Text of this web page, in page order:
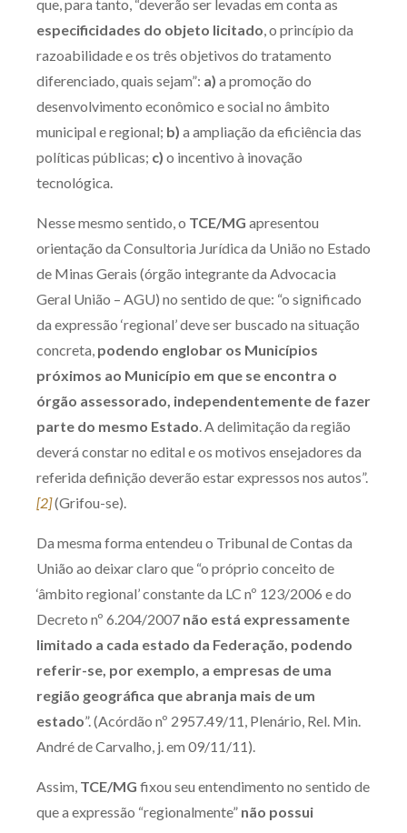
que, para tanto, “deverão ser levadas em conta as
especificidades do objeto licitado, o princípio da
razoabilidade e os três objetivos do tratamento
diferenciado, quais sejam”: a) a promoção do
desenvolvimento econômico e social no âmbito
municipal e regional; b) a ampliação da eficiência das
políticas públicas; c) o incentivo à inovação
tecnológica.
Nesse mesmo sentido, o TCE/MG apresentou
orientação da Consultoria Jurídica da União no Estado
de Minas Gerais (órgão integrante da Advocacia
Geral União – AGU) no sentido de que: “o significado
da expressão ‘regional’ deve ser buscado na situação
concreta, podendo englobar os Municípios
próximos ao Município em que se encontra o
órgão assessorado, independentemente de fazer
parte do mesmo Estado. A delimitação da região
deverá constar no edital e os motivos ensejadores da
referida definição deverão estar expressos nos autos”.
[2](Grifou-se).
Da mesma forma entendeu o Tribunal de Contas da
União ao deixar claro que “o próprio conceito de
‘âmbito regional’ constante da LC nº 123/2006 e do
Decreto nº 6.204/2007 não está expressamente
limitado a cada estado da Federação, podendo
referir-se, por exemplo, a empresas de uma
região geográfica que abranja mais de um
estado”. (Acórdão nº 2957.49/11, Plenário, Rel. Min.
André de Carvalho, j. em 09/11/11).
Assim, TCE/MG fixou seu entendimento no sentido de
que a expressão “regionalmente” não possui